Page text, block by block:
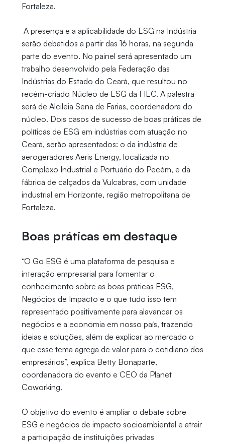
Fortaleza.
A presença e a aplicabilidade do ESG na Indústria
serão debatidos a partir das 16 horas, na segunda
parte do evento. No painel será apresentado um
trabalho desenvolvido pela Federação das
Indústrias do Estado do Ceará, que resultou no
recém-criado Núcleo de ESG da FIEC. A palestra
será de Alcileia Sena de Farias, coordenadora do
núcleo. Dois casos de sucesso de boas práticas de
políticas de ESG em indústrias com atuação no
Ceará, serão apresentados: o da indústria de
aerogeradores Aeris Energy, localizada no
Complexo Industrial e Portuário do Pecém, e da
fábrica de calçados da Vulcabras, com unidade
industrial em Horizonte, região metropolitana de
Fortaleza.
Boas práticas em destaque
“O Go ESG é uma plataforma de pesquisa e
interação empresarial para fomentar o
conhecimento sobre as boas práticas ESG,
Negócios de Impacto e o que tudo isso tem
representado positivamente para alavancar os
negócios e a economia em nosso país, trazendo
ideias e soluções, além de explicar ao mercado o
que esse tema agrega de valor para o cotidiano dos
empresários”, explica Betty Bonaparte,
coordenadora do evento e CEO da Planet
Coworking.
O objetivo do evento é ampliar o debate sobre
ESG e negócios de impacto socioambiental e atrair
a participação de instituições privadas